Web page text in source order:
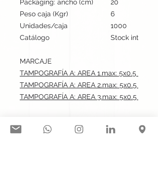
Packaging: ancho (cm)
20
Peso caja (Kgr)
6
Unidades/caja
1000
Catálogo
Stock
MARCAJE
TAMPOGRAFÍA A: AREA 1.max: 5x0.5 cm
TAMPOGRAFÍA A: AREA 2.max: 5x0.5 cm
TAMPOGRAFÍA A: AREA 3.max: 5x0.5 cm